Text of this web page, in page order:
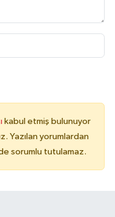
kabul etmiş bulunuyor
Yazılan yorumlardan
sorumlu tutulamaz.